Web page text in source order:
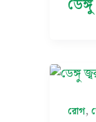
রোগ,